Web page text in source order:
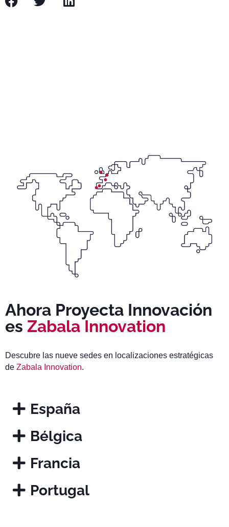
Ahora Proyecta Innovación
es Zabala Innovation
Descubre las nueve sedes en localizaciones estratégicas
de Zabala Innovation.
España
Bélgica
Francia
Portugal